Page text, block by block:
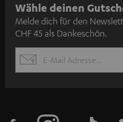
N
e
w
s
l
Wähle deinen
Melde dich für den
CHF 45 als Dankeschön.
EMAIL